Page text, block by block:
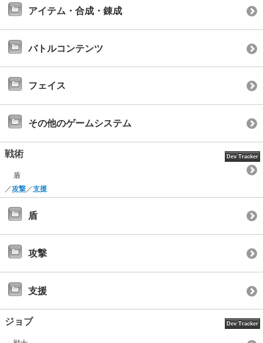
アイテム・合成・錬成
バトルコンテンツ
フェイス
その他のゲームシステム
戦術 Dev Tracker
盾
／攻撃 ／支援
盾
攻撃
支援
ジョブ Dev Tracker